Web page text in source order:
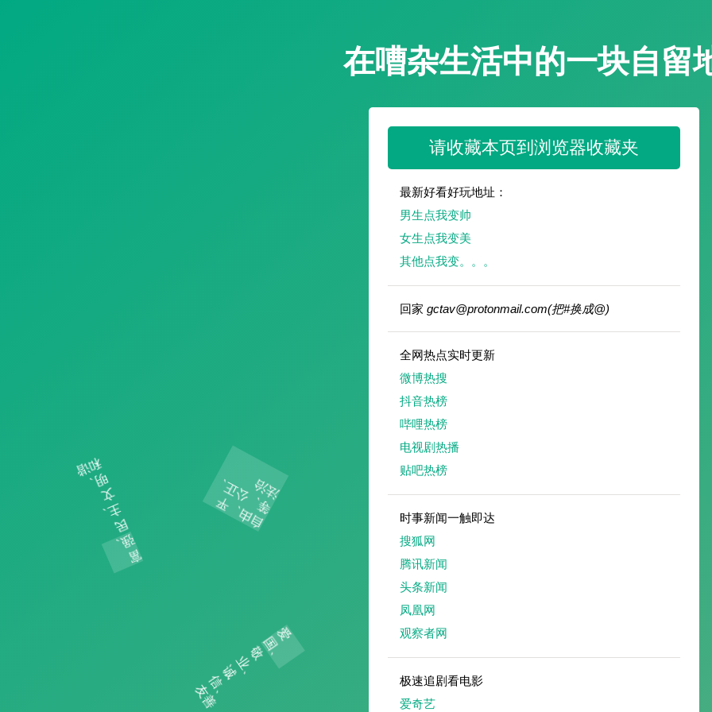
在嘈杂生活中的一块自留
请收藏本页到浏览器收藏夹
最新好看好玩地址：
男生点我变帅
女生点我变美
其他点我变。。。
回家 gctav@protonmail.com(把#换成@)
全网热点实时更新
微博热搜
抖音热榜
哔哩热榜
电视剧热播
贴吧热榜
时事新闻一触即达
搜狐网
腾讯新闻
头条新闻
凤凰网
观察者网
极速追剧看电影
爱奇艺
富
强
、
民
主
、
文
明
、
和
谐
自
由
、
平
等
、
公
正
、
法
治
爱
国、
敬
业
、
信
、
友
善